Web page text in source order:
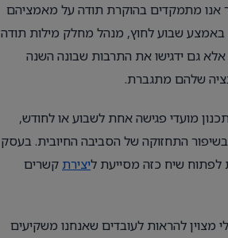
אנו מתמקדים בהוקרת תודה על מאמציהם
שבוע לחוץ, מנהל מחלק מילות תודה
גם ידגישו את התרבות שבונה השנה
שלהם מתגברת.
מועדי פגישה אחת לשבוע או לחודש,
התחזוקה של הסביבה החיובית. בעסק
לפתוח שיח כזה מסייעת ליצירת קשרים
להראות לעובדים שאנחנו משקיעים